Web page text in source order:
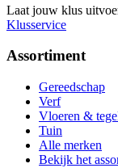
Laat jouw klus
Klusservice
Assortiment
Gereedschap
Verf
Vloeren &
Tuin
Alle merken
Bekijk het